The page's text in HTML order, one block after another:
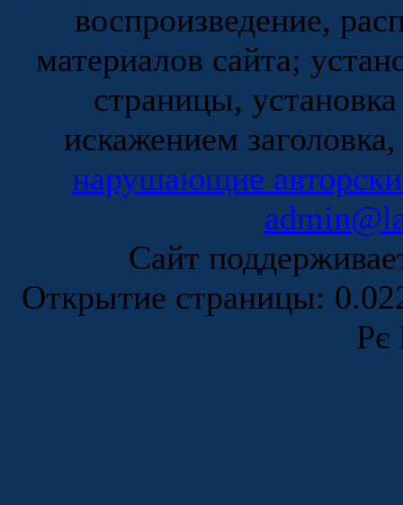
воспроизведение,
материалов сайта;
страницы,
искажением
нарушающие
Сайт
Открытие страницы:
Рє